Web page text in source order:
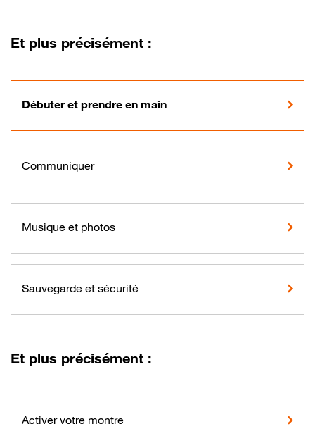
Et plus précisément :
Débuter et prendre en main
Communiquer
Musique et photos
Sauvegarde et sécurité
Et plus précisément :
Activer votre montre